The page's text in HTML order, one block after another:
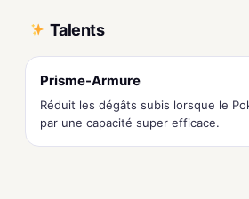
Talents
Prisme-Armure
Réduit les dégâts subis lorsque le
par une capacité super efficace.